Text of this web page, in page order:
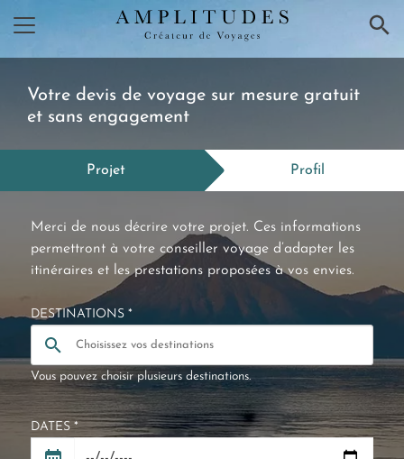
×
Votre devis de voyage sur mesure gratuit
et sans engagement
Projet Profil
Merci de nous décrire votre projet. Ces informations
permettront à votre conseiller voyage d’adapter les
itinéraires et les prestations proposées à vos envies.
DESTINATIONS *
Vous pouvez choisir plusieurs destinations.
DATES *